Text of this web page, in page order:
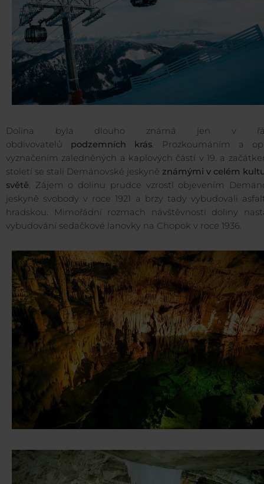
Dolina byla dlouho známá jen v
obdivovatelů podzemních krás. Prozkoumáním a
vyznačením zaledněných a kaplových částí v 19. a
století se stali Demänovské jeskyně známými v celém
světě. Zájem o dolinu prudce vzrostl objevením
jeskyně svobody v roce 1921 a brzy tady vybudovali
hradskou. Mimořádní rozmach návštěvnosti doliny
vybudování sedačkové lanovky na Chopok v roce 1936.